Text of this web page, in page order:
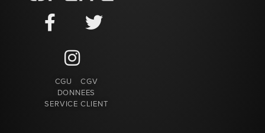
CGU
CGV
DONNEES
SERVICE CLIENT